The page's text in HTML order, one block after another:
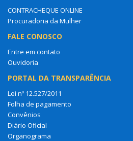
CONTRACHEQUE ONLINE
Procuradoria da Mulher
FALE CONOSCO
Entre em contato
Ouvidoria
PORTAL DA TRANSPARÊNCIA
Lei nº 12.527/2011
Folha de pagamento
Convênios
Diário Oficial
Organograma